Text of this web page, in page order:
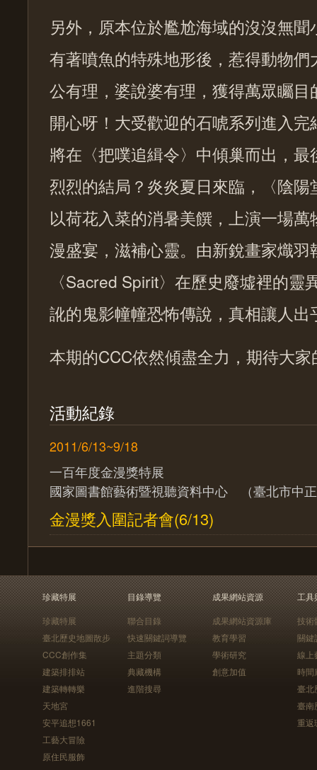
另外，原本位於尷尬海域的沒沒無
有著噴魚的特殊地形後，惹得動物們
公有理，婆說婆有理，獲得萬眾矚目
開心呀！大受歡迎的石唬系列進入完
將在〈把噗追緝令〉中傾巢而出，最
烈烈的結局？炎炎夏日來臨，〈陰陽
以荷花入菜的消暑美饌，上演一場
漫盛宴，滋補心靈。由新銳畫家熾羽
〈Sacred Spirit〉在歷史廢墟裡的靈
訛的鬼影幢幢恐怖傳說，真相讓人出
本期的CCC依然傾盡全力，期待大
活動紀錄
2011/6/13~9/18
一百年度金漫獎特展
國家圖書館藝術暨視聽資料中心 （臺北市中
金漫獎入圍記者會(6/13)
珍藏特展
珍藏特展
臺北歷史地圖散步
CCC創作集
建築排排站
建築轉轉樂
天地宮
安平追想1661
工藝大冒險
原住民服飾
目錄導覽
聯合目錄
快速關鍵詞導覽
主題分類
典藏機構
進階搜尋
成果網站資源
成果網站資源庫
教育學習
學術研究
創意加值
工具
技術
關鍵
線上
時間
臺北
臺南
重返